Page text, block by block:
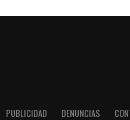
PUBLICIDAD DENUNCIAS